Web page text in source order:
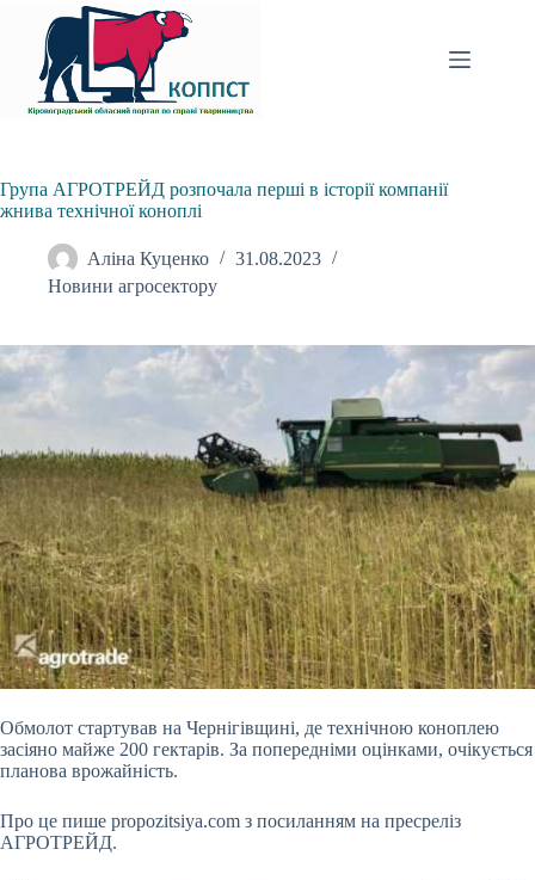
вмісту
Група АГРОТРЕЙД розпочала перші в історії компанії
жнива технічної коноплі
Аліна Куценко
31.08.2023
Новини агросектору
Обмолот стартував на Чернігівщині, де технічною коноплею
засіяно майже 200 гектарів. За попередніми оцінками, очікується
планова врожайність.
Про це пише propozitsiya.com з посиланням на пресреліз
АГРОТРЕЙД.